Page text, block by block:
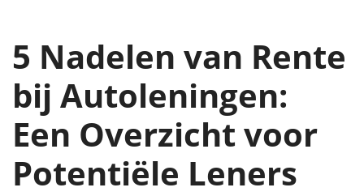
5 Nadelen van Rente
bij Autoleningen:
Een Overzicht voor
Potentiële Leners